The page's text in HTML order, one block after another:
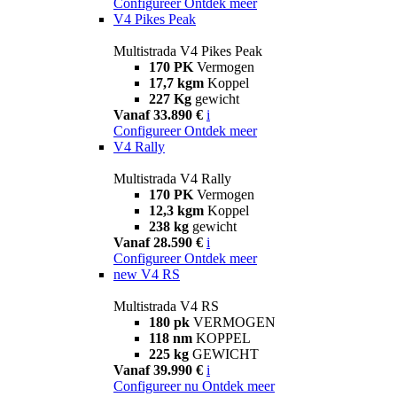
V4 Pikes Peak
Multistrada V4 Pikes Peak
170 PK Vermogen
17,7 kgm Koppel
227 Kg gewicht
Vanaf 33.890 € i
Configureer Ontdek meer
V4 Rally
Multistrada V4 Rally
170 PK Vermogen
12,3 kgm Koppel
238 kg gewicht
Vanaf 28.590 € i
Configureer Ontdek meer
new V4 RS
Multistrada V4 RS
180 pk VERMOGEN
118 nm KOPPEL
225 kg GEWICHT
Vanaf 39.990 € i
Configureer nu Ontdek meer